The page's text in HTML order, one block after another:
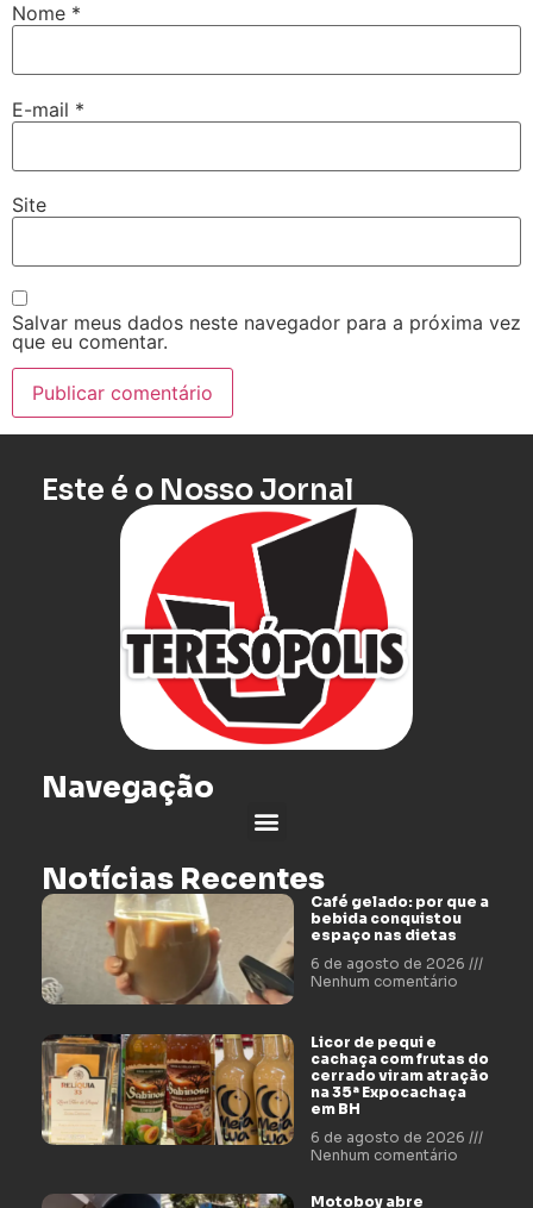
Nome *
E-mail *
Site
Salvar meus dados neste navegador para a próxima vez
que eu comentar.
Este é o Nosso Jornal
Navegação
Notícias Recentes
Café gelado: por que a
bebida conquistou
espaço nas dietas
6 de agosto de 2026
Nenhum comentário
Licor de pequi e
cachaça com frutas do
cerrado viram atração
na 35ª Expocachaça
em BH
6 de agosto de 2026
Nenhum comentário
Motoboy abre